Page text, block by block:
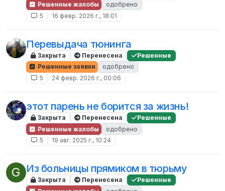
Решенные жалобы
одобрено
5
16 февр. 2026 г., 18:01
Перевыдача тюнинга
Закрыта Перенесена
Решенные
Решенные заявки
одобрено
5
24 февр. 2026 г., 00:06
этот парень не борится за жизнь!
Закрыта Перенесена
Решенные
Решенные жалобы
одобрено
5
19 авг. 2025 г., 10:24
G Из больницы прямиком в тюрьму
Закрыта Перенесена
Решенные